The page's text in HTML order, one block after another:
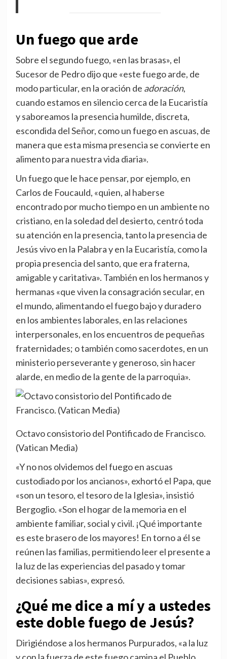
Un fuego que arde
Sobre el segundo fuego, «en las brasas», el
Sucesor de Pedro dijo que «este fuego arde, de
modo particular, en la oración de adoración,
cuando estamos en silencio cerca de la Eucaristía
y saboreamos la presencia humilde, discreta,
escondida del Señor, como un fuego en ascuas, de
manera que esta misma presencia se convierte en
alimento para nuestra vida diaria».
Un fuego que le hace pensar, por ejemplo, en
Carlos de Foucauld, «quien, al haberse
encontrado por mucho tiempo en un ambiente no
cristiano, en la soledad del desierto, centró toda
su atención en la presencia, tanto la presencia de
Jesús vivo en la Palabra y en la Eucaristía, como la
propia presencia del santo, que era fraterna,
amigable y caritativa». También en los hermanos y
hermanas «que viven la consagración secular, en
el mundo, alimentando el fuego bajo y duradero
en los ambientes laborales, en las relaciones
interpersonales, en los encuentros de pequeñas
fraternidades; o también como sacerdotes, en un
ministerio perseverante y generoso, sin hacer
alarde, en medio de la gente de la parroquia».
Octavo consistorio del Pontificado de Francisco.
(Vatican Media)
«Y no nos olvidemos del fuego en ascuas
custodiado por los ancianos», exhortó el Papa, que
«son un tesoro, el tesoro de la Iglesia», insistió
Bergoglio. «Son el hogar de la memoria en el
ambiente familiar, social y civil. ¡Qué importante
es este brasero de los mayores! En torno a él se
reúnen las familias, permitiendo leer el presente a
la luz de las experiencias del pasado y tomar
decisiones sabias», expresó.
¿Qué me dice a mí y a ustedes
este doble fuego de Jesús?
Dirigiéndose a los hermanos Purpurados, «a la luz